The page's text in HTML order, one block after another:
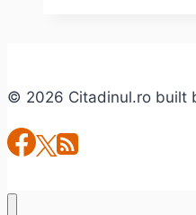
Green
© 2026 Citadinul.ro built